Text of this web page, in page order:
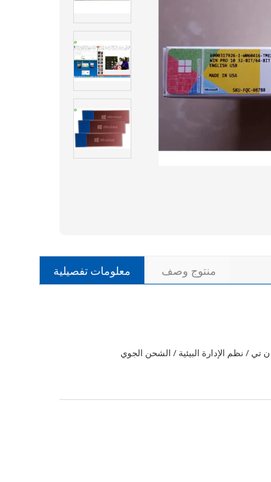
معلومات تفصيلية منتوج وصف
/ نظم الإدارة البيئية / الشحن الجوي